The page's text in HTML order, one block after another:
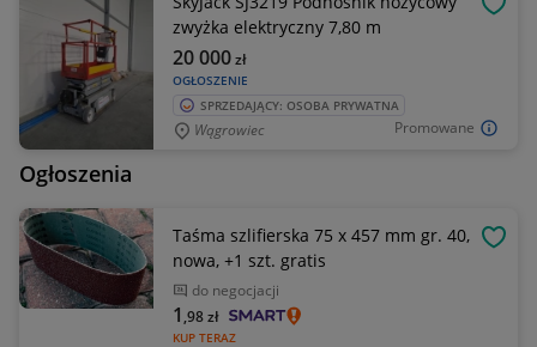
Promowane
zwyżka elektryczny 7,80 m
OGŁOSZENIE
20 000zł
SPRZEDAJĄCY: OSOBA PRYWATNA
Wągrowiec
Ogłoszenia
Taśma szlifierska 75 x 457 mm gr. 40,
nowa, +1 szt. gratis
do negocjacji
KUP TERAZ
1 ,98zł